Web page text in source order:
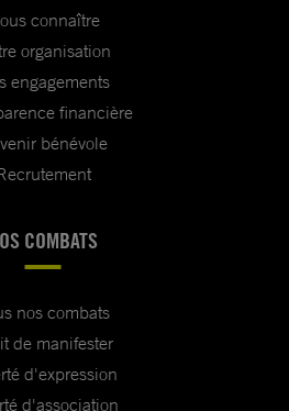
connaître
organisation
engagements
financière
bénévole
COMBATS
nos combats
de manifester
d'expression
d'association